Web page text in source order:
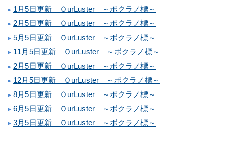
1月5日更新 ＯurLuster ～ボクラノ標～
2月5日更新 ＯurLuster ～ボクラノ標～
5月5日更新 ＯurLuster ～ボクラノ標～
11月5日更新 ＯurLuster ～ボクラノ標～
2月5日更新 ＯurLuster ～ボクラノ標～
12月5日更新 ＯurLuster ～ボクラノ標～
8月5日更新 ＯurLuster ～ボクラノ標～
6月5日更新 ＯurLuster ～ボクラノ標～
3月5日更新 ＯurLuster ～ボクラノ標～